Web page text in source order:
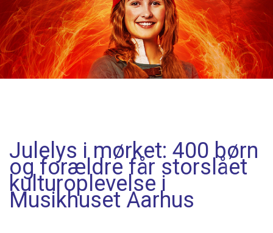
Julelys i mørket: 400 børn
og forældre får storslået
kulturoplevelse i
Musikhuset Aarhus